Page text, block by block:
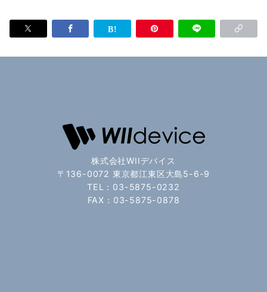
株式会社WIIデバイス
〒136-0072 東京都江東区大島5-6-9
TEL：03-5875-0232
FAX：03-5875-0878